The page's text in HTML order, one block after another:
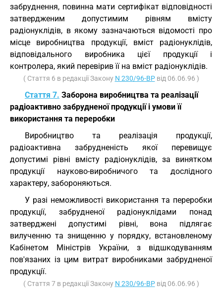
забруднення, повинна мати сертифікат відповідності
затвердженим допустимим рівням вмісту
радіонуклідів, в якому зазначаються відомості про
місце виробництва продукції, вміст радіонуклідів,
відповідального виробника цієї продукції і
контролера, який перевірив її на вміст радіонуклідів.
( Стаття 6 в редакції Закону N 230/96-ВРвід 06.06.96 )
Стаття 7. Заборона виробництва та реалізації
радіоактивно забрудненої продукції і умови її
використання та переробки
Виробництво та реалізація продукції,
радіоактивна забрудненість якої перевищує
допустимі рівні вмісту радіонуклідів, за винятком
продукції науково-виробничого та дослідного
характеру, забороняються.
У разі неможливості використання та переробки
продукції, забрудненої радіонуклідами понад
затверджені допустимі рівні, вона підлягає
вилученню та знищенню у порядку, встановленому
Кабінетом Міністрів України, з відшкодуванням
пов'язаних із цим витрат виробниками забрудненої
продукції.
( Стаття 7 в редакції Закону N 230/96-ВРвід 06.06.96 )